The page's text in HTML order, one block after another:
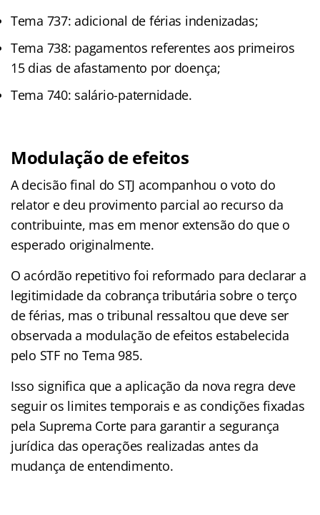
Tema 737: adicional de férias indenizadas;
Tema 738: pagamentos referentes aos primeiros
15 dias de afastamento por doença;
Tema 740: salário-paternidade.
Modulação de efeitos
A decisão final do STJ acompanhou o voto do
relator e deu provimento parcial ao recurso da
contribuinte, mas em menor extensão do que o
esperado originalmente.
O acórdão repetitivo foi reformado para declarar a
legitimidade da cobrança tributária sobre o terço
de férias, mas o tribunal ressaltou que deve ser
observada a modulação de efeitos estabelecida
pelo STF no Tema 985.
Isso significa que a aplicação da nova regra deve
seguir os limites temporais e as condições fixadas
pela Suprema Corte para garantir a segurança
jurídica das operações realizadas antes da
mudança de entendimento.